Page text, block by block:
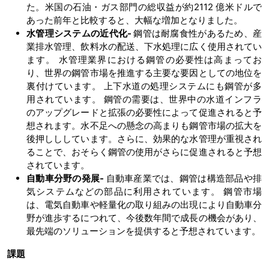
た。米国の石油・ガス部門の総収益が約2112 億米ドルで
あった前年と比較すると、大幅な増加となりました。
水管理システムの近代化-鋼管は耐腐食性があるため、産
業排水管理、飲料水の配送、下水処理に広く使用されてい
ます。 水管理業界における鋼管の必要性は高まってお
り、世界の鋼管市場を推進する主要な要因としての地位を
裏付けています。 上下水道の処理システムにも鋼管が多
用されています。 鋼管の需要は、世界中の水道インフラ
のアップグレードと拡張の必要性によって促進されると予
想されます。水不足への懸念の高まりも鋼管市場の拡大を
後押しししています。さらに、効果的な水管理が重視され
ることで、おそらく鋼管の使用がさらに促進されると予想
されています。
自動車分野の発展- 自動車産業では、鋼管は構造部品や排
気システムなどの部品に利用されています。 鋼管市場
は、電気自動車や軽量化の取り組みの出現により自動車分
野が進歩するにつれて、今後数年間で成長の機会があり、
最先端のソリューションを提供すると予想されています。
課題